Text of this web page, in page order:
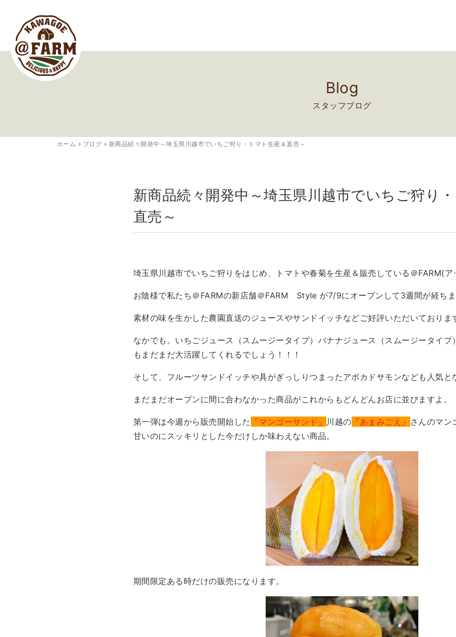
Blog
スタッフブログ
ホーム » ブログ » 新商品続々開発中～埼玉県川越市でいちご狩り・トマト生産＆直売～
新商品続々開発中～埼玉県川越市でいちご狩り
直売～
埼玉県川越市でいちご狩りをはじめ、トマトや春菊を生産＆販売している＠FARM(ア
お陰様で私たち＠FARMの新店舗＠FARM Style が7/9にオープンして3週間が経ちま
素材の味を生かした農園直送のジュースやサンドイッチなどご好評いただいておりま
なかでも。いちごジュース（スムージータイプ）バナナジュース（スムージータイプ
もまだまだ大活躍してくれるでしょう！！！
そして、フルーツサンドイッチや具がぎっしりつまったアボカドサモンなども人気と
まだまだオープンに間に合わなかった商品がこれからもどんどんお店に並びますよ。
第一弾は今週から販売開始した 「マンゴーサンド 」 川越の 「あまみごえ 」 さんのマン
甘いのにスッキリとした今だけしか味わえない商品。
期間限定ある時だけの販売になります。